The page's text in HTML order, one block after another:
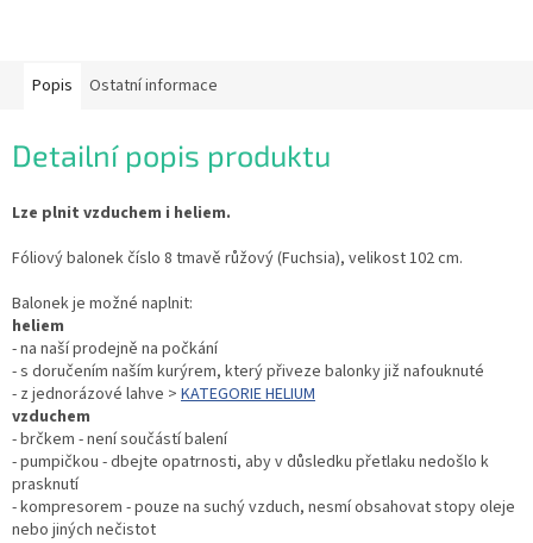
Popis Ostatní informace
Detailní popis produktu
Lze plnit vzduchem i heliem.
Fóliový balonek číslo 8 tmavě růžový (Fuchsia), velikost 102 cm.
Balonek je možné naplnit:
heliem
- na naší prodejně na počkání
- s doručením naším kurýrem, který přiveze balonky již nafouknuté
- z jednorázové lahve > KATEGORIE HELIUM
vzduchem
- brčkem - není součástí balení
- pumpičkou - dbejte opatrnosti, aby v důsledku přetlaku nedošlo k
prasknutí
- kompresorem - pouze na suchý vzduch, nesmí obsahovat stopy oleje
nebo jiných nečistot